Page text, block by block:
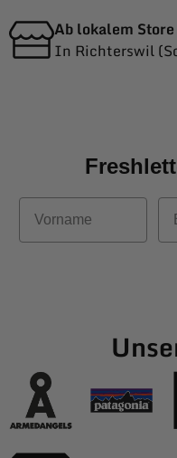
Ab lokalem Store
In Richterswil
Vorname
E-